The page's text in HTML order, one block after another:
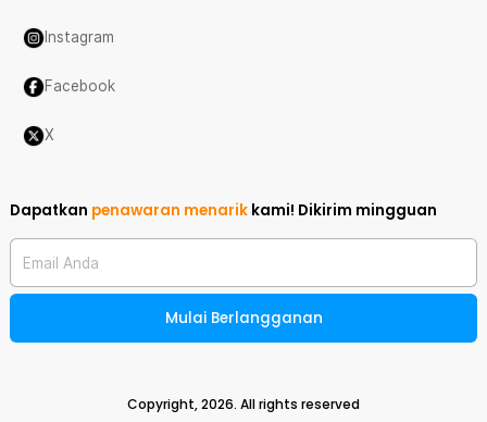
Instagram
Facebook
X
Dapatkan penawaran menarik kami! Dikirim mingguan
Email Anda
Mulai Berlangganan
Copyright,2026. All rights reserved